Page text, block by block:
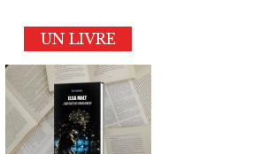
UN LIVRE